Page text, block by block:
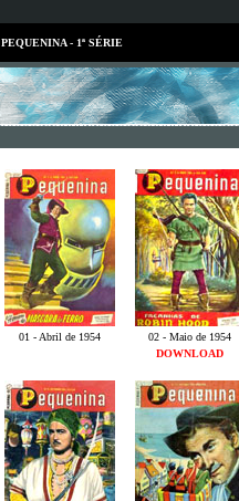
PEQUENINA - 1ª SÉRIE
01 - Abril de 1954
02 - Maio de 1954
DOWNLOAD